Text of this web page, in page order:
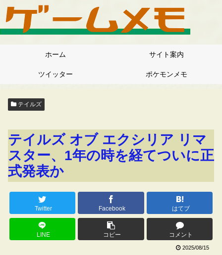
ホーム サイト案内
ツイッター ポケモンメモ
テイルズ
テイルズ オブ エクシリア リマ
スター、1年の時を経てついに正
式発表か
Twitter Facebook はてブ
LINE コピー コメント
2025/08/15